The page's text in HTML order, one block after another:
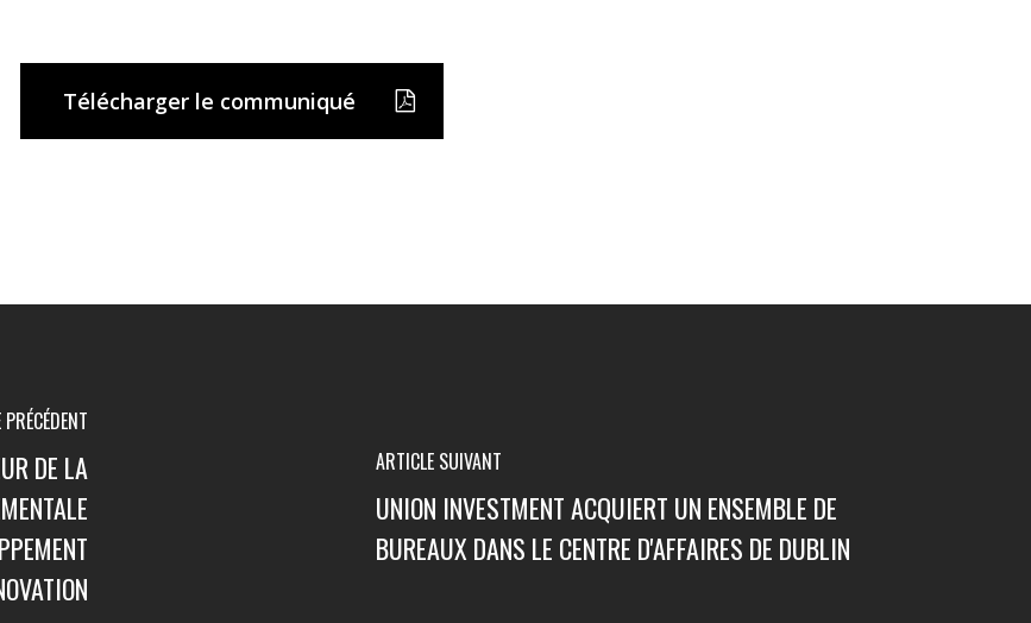
Télécharger le communiqué
DE LA
ARTICLE SUIVANT
UNION INVESTMENT ACQUIERT UN ENSEMBLE DE
BUREAUX DANS LE CENTRE D'AFFAIRES DE DUBLIN